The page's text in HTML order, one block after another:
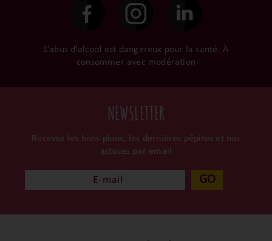
passion avec nous.
L’abus d’alcool est dangereux pour la santé. À
consommer avec modération
NEWSLETTER
Recevez les bons plans, les dernières pépites et nos
astuces par email
GO